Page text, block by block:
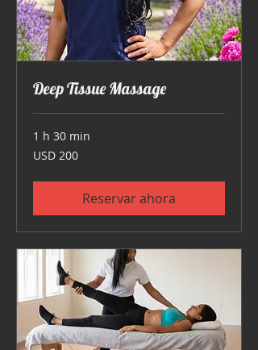
Deep Tissue Massage
1 h 30 min
200
dólares
USD 200
Reservar ahora